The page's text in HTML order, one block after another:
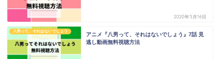
2020年5月16日
八男って、それはないでしょう
アニメ『八男って、それはないでしょう』7話 見
逃し動画無料視聴方法